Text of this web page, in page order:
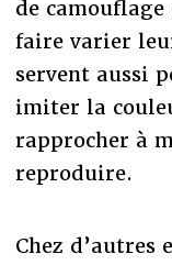
de camouflage
faire varier
servent aussi
imiter la
rapprocher à
reproduire.
Chez d’autres